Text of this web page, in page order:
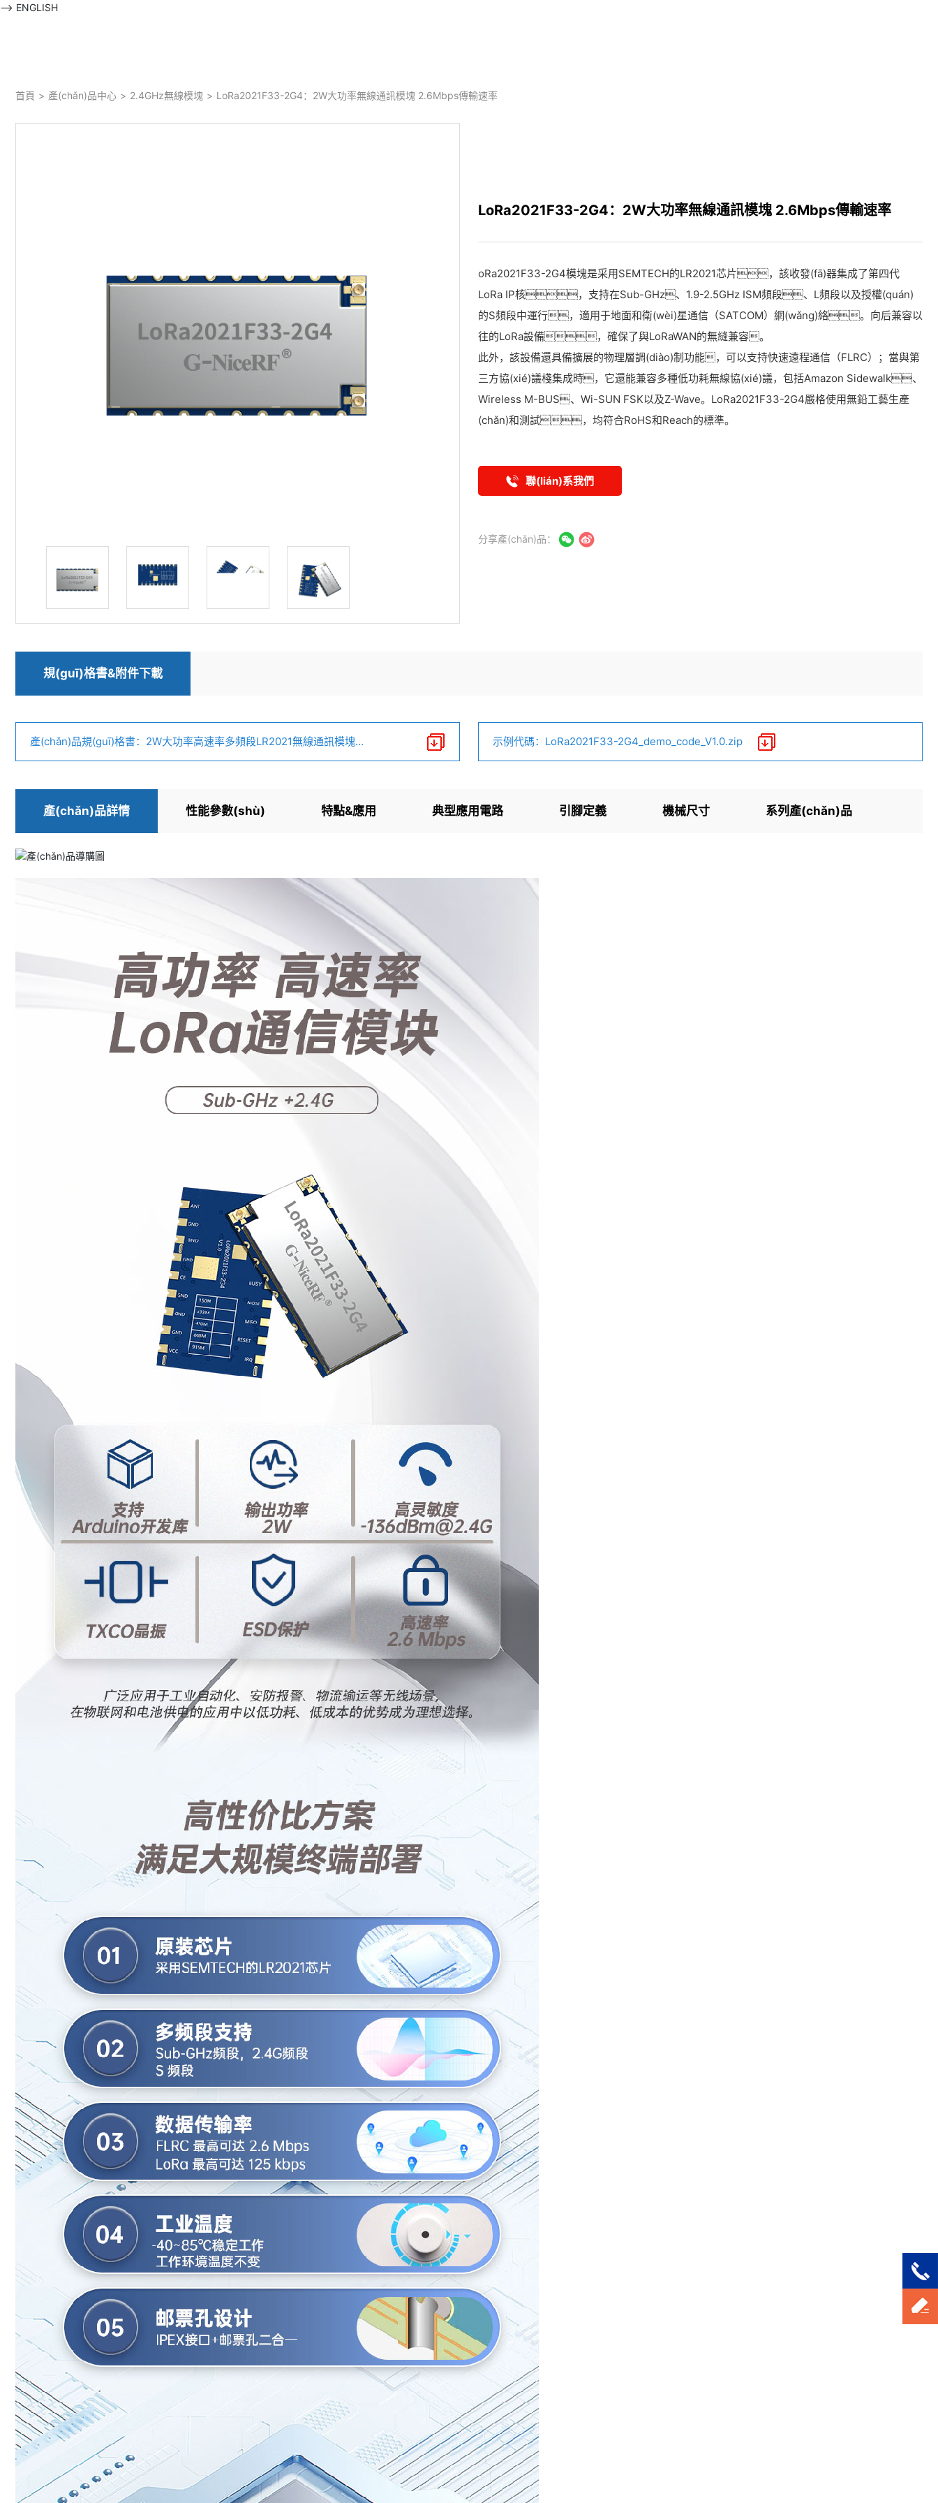
--> ENGLISH
首頁 > 產(chǎn)品中心 > 2.4GHz無線模塊 > LoRa2021F33-2G4：2W大功率無線通訊模塊 2.6Mbps傳輸速率
LoRa2021F33-2G4：2W大功率無線通訊模塊 2.6Mbps傳輸速率
oRa2021F33-2G4模塊是采用SEMTECH的LR2021芯片，該收發(fā)器集成了第四代
LoRa IP核，支持在Sub-GHz、1.9-2.5GHz ISM頻段、L頻段以及授權(quán)
的S頻段中運行，適用于地面和衛(wèi)星通信（SATCOM）網(wǎng)絡。向后兼容以
往的LoRa設備，確保了與LoRaWAN的無縫兼容。
此外，該設備還具備擴展的物理層調(diào)制功能，可以支持快速遠程通信（FLRC）；當與第
三方協(xié)議棧集成時，它還能兼容多種低功耗無線協(xié)議，包括Amazon Sidewalk、
Wireless M-BUS、Wi-SUN FSK以及Z-Wave。LoRa2021F33-2G4嚴格使用無鉛工藝生產
(chǎn)和測試，均符合RoHS和Reach的標準。
聯(lián)系我們
分享產(chǎn)品：
規(guī)格書&附件下載
產(chǎn)品規(guī)格書：2W大功率高速率多頻段LR2021無線通訊模塊
示例代碼：LoRa2021F33-2G4_demo_code_V1.0.zip
產(chǎn)品詳情 性能參數(shù) 特點&應用 典型應用電路 引腳定義 機械尺寸 系列產(chǎn)品